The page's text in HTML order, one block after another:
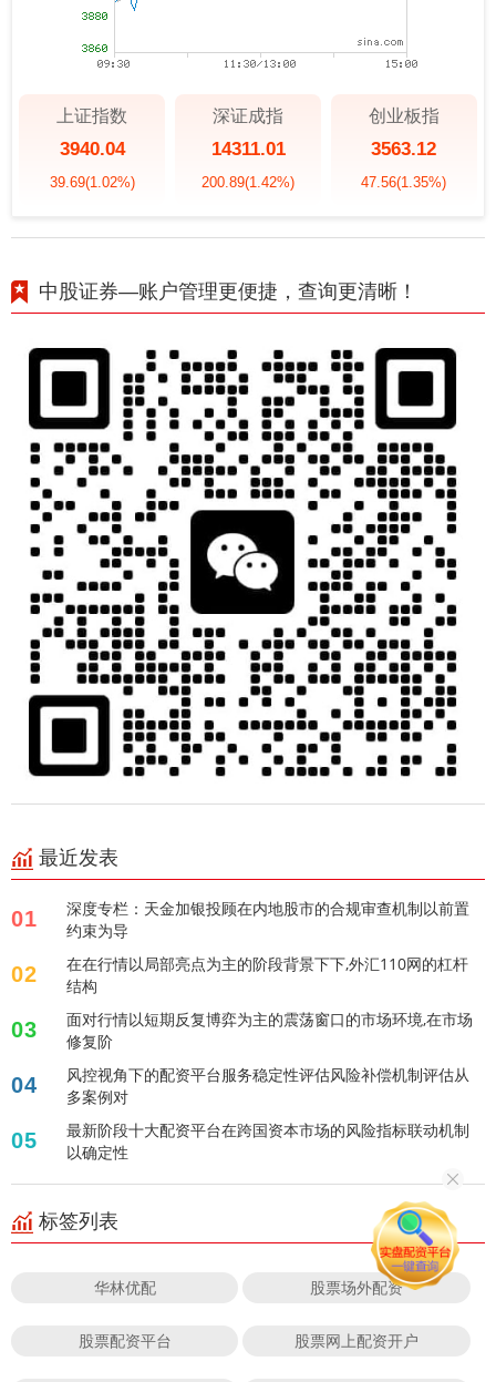
上证指数
3940.04
39.69(1.02%)
深证成指
14311.01
200.89(1.42%)
创业板指
3563.12
47.56(1.35%)
中股证券—账户管理更便捷，查询更清晰！
最近发表
01
深度专栏：天金加银投顾在内地股市的合规审查机制以前置
约束为导
02
在在行情以局部亮点为主的阶段背景下下,外汇110网的杠杆
结构
03
面对行情以短期反复博弈为主的震荡窗口的市场环境,在市场
修复阶
04
风控视角下的配资平台服务稳定性评估风险补偿机制评估从
多案例对
05
最新阶段十大配资平台在跨国资本市场的风险指标联动机制
以确定性
标签列表
华林优配 股票场外配资
股票配资平台 股票网上配资开户